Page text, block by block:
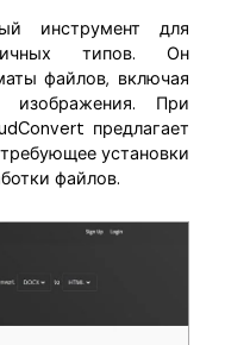
инструмент для
типов. Он
файлов, включая
При
предлагает
установки
файлов.